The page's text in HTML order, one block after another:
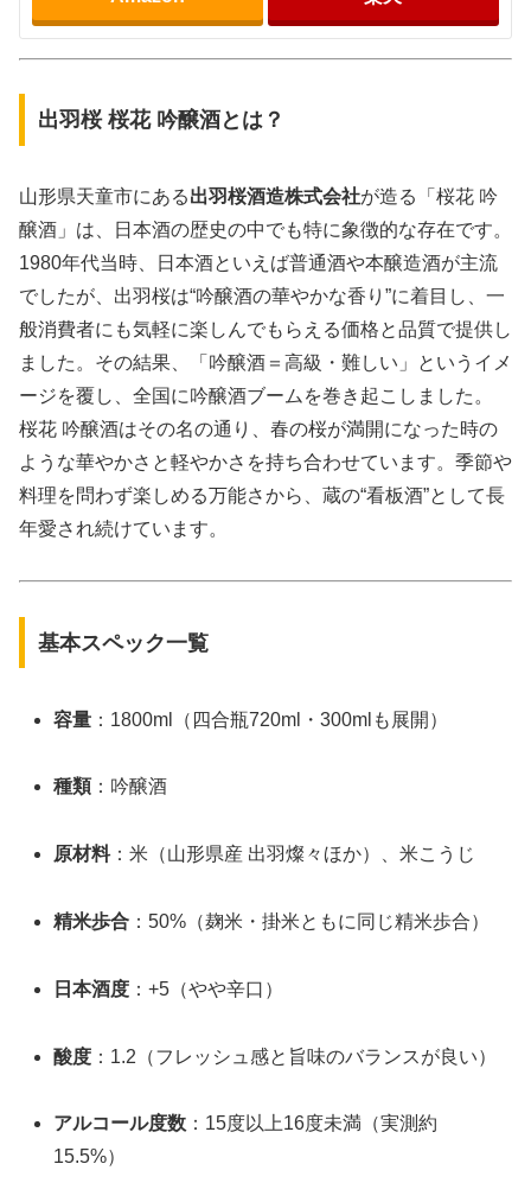
出羽桜 桜花 吟醸酒とは？
山形県天童市にある出羽桜酒造株式会社が造る「桜花 吟
醸酒」は、日本酒の歴史の中でも特に象徴的な存在です。
1980年代当時、日本酒といえば普通酒や本醸造酒が主流
でしたが、出羽桜は“吟醸酒の華やかな香り”に着目し、一
般消費者にも気軽に楽しんでもらえる価格と品質で提供し
ました。その結果、「吟醸酒＝高級・難しい」というイメ
ージを覆し、全国に吟醸酒ブームを巻き起こしました。
桜花 吟醸酒はその名の通り、春の桜が満開になった時の
ような華やかさと軽やかさを持ち合わせています。季節や
料理を問わず楽しめる万能さから、蔵の“看板酒”として長
年愛され続けています。
基本スペック一覧
容量 ：1800ml（四合瓶720ml・300mlも展開）
種類：吟醸酒
原材料：米（山形県産 出羽燦々ほか）、米こうじ
精米歩合 ：50%（麹米・掛米ともに同じ精米歩合）
日本酒度 ：+5（やや辛口）
酸度 ：1.2（フレッシュ感と旨味のバランスが良い）
アルコール度数 ：15度以上16度未満（実測約
15.5%）